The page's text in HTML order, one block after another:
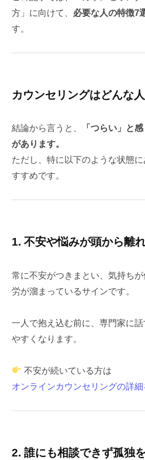
方」に向けて、 必要な人の特徴7
す。
カウンセリングはどんな
結論から言うと、
「つらい」と
があります。
ただし、特に以下のような状態
すすめです。
1. 不安や悩みが頭から離
常に不安がつきまとい、気持ち
労が溜まっているサインです。
一人で抱え込む前に、専門家に
やすくなります。
不安が続いている方は
オンラインカウンセリングの詳細
2. 誰にも相談できず孤独